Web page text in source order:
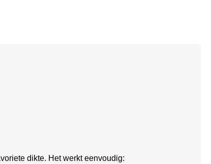
dikte. Het werkt eenvoudig: